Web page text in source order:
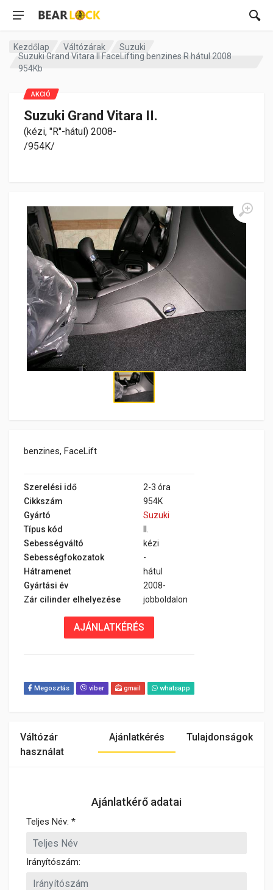
Kezdőlap Váltózárak
Suzuki
Suzuki Grand Vitara II FaceLifting benzines R hátul 2008
954Kb
Suzuki Grand Vitara II.
(kézi, "R"-hátul) 2008-
/954K/
benzines, FaceLift
AKCIÓ
Szerelési idő
2-3 óra
Cikkszám
954K
Gyártó
Suzuki
Típus kód
Sebességváltó
kézi
Sebességfokozatok
-
Hátramenet
hátul
Gyártási év
2008-
Zár cilinder elhelyezése
jobboldalon
AJÁNLATKÉRÉS
Megosztás viber gmail whatsapp
Váltózár
használat
Ajánlatkérés Tulajdonságok
Ajánlatkérő adatai
Teljes Név: *
Irányítószám: